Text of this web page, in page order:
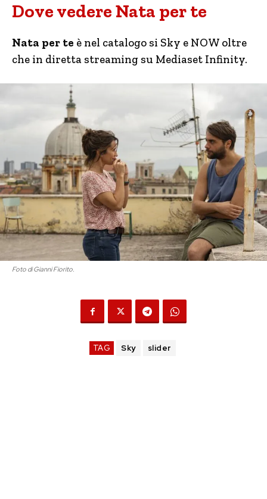
Dove vedere Nata per te
Nata per te è nel catalogo si Sky e NOW oltre
che in diretta streaming su Mediaset Infinity.
Foto di Gianni Fiorito.
TAG Sky slider